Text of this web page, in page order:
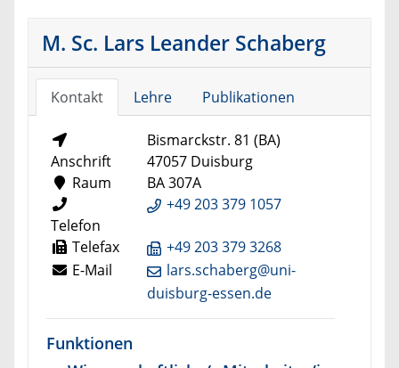
M. Sc. Lars Leander Schaberg
Kontakt Lehre Publikationen
Anschrift
Bismarckstr. 81 (BA)
47057 Duisburg
Raum
BA 307A
Telefon
+49 203 379 1057
Telefax
+49 203 379 3268
E-Mail
lars.schaberg@uni-
duisburg-essen.de
Funktionen